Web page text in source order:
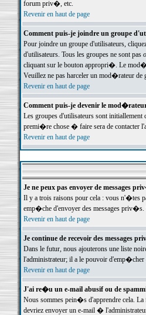
forum priv�, etc.
Revenir en haut de page
Comment puis-je joindre un groupe
Pour joindre un groupe d'utilisateurs,
d'utilisateurs. Tous les groupes ne sont pas
cliquant sur le bouton appropri�. Le
Veuillez ne pas harceler un mod�rateur
Revenir en haut de page
Comment puis-je devenir le
Les groupes d'utilisateurs sont
premi�re chose � faire sera de contacter
Revenir en haut de page
Je ne peux pas envoyer de messages
Il y a trois raisons pour cela : vous n'�tes
emp�che d'envoyer des messages
Revenir en haut de page
Je continue de recevoir des messages
Dans le futur, nous ajouterons une liste
l'administrateur; il a le pouvoir
Revenir en haut de page
J'ai re�u un e-mail abusif ou de
Nous sommes pein�s d'apprendre cela.
devriez envoyer un e-mail �